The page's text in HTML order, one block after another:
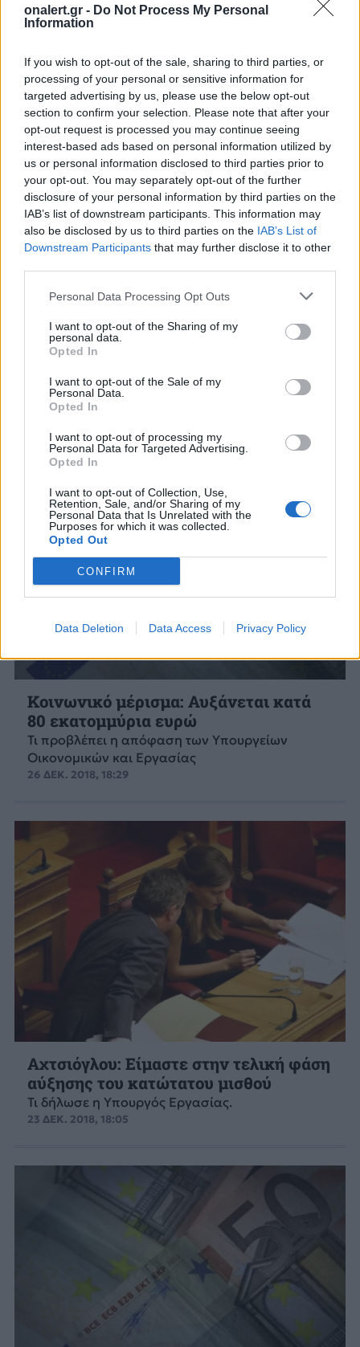
onalert.gr - Do Not Process My Personal
Information
If you wish to opt-out of the sale, sharing to third parties, or
processing of your personal or sensitive information for
targeted advertising by us, please use the below opt-out
section to confirm your selection. Please note that after your
opt-out request is processed you may continue seeing
interest-based ads based on personal information utilized by
us or personal information disclosed to third parties prior to
your opt-out. You may separately opt-out of the further
disclosure of your personal information by third parties on the
IAB’s list of downstream participants. This information may
also be disclosed by us to third parties on the IAB’s List of
Downstream Participants that may further disclose it to other
Personal Data Processing Opt Outs
I want to opt-out of the Sharing of my
personal data.
Opted In
I want to opt-out of the Sale of my
Personal Data.
Opted In
I want to opt-out of processing my
Personal Data for Targeted Advertising.
Opted In
I want to opt-out of Collection, Use,
Retention, Sale, and/or Sharing of my
Personal Data that Is Unrelated with the
Purposes for which it was collected.
Opted Out
CONFIRM
Data Deletion Data Access Privacy Policy
Διπλό ηλεκτροσόκ επιφυλάσσει στους
καταναλωτές η ΔΕΗ
17 ΙΑΝ. 2019, 09:30
ΔΕΗ: Τα πάνω κάτω στους
λογαριασμούς ρεύματος
Τι ζητά από την κυβέρνηση η ΔΕΗ.
4 ΙΑΝ. 2019, 12:13
Κοινωνικό μέρισμα: Αυξάνεται κατά
80 εκατομμύρια ευρώ
Τι προβλέπει η απόφαση των Υπουργείων
Οικονομικών και Εργασίας
26 ΔΕΚ. 2018, 18:29
Αχτσιόγλου: Είμαστε στην τελική φάση
αύξησης του κατώτατου μισθού
Τι δήλωσε η Υπουργός Εργασίας.
23 ΔΕΚ. 2018, 18:05